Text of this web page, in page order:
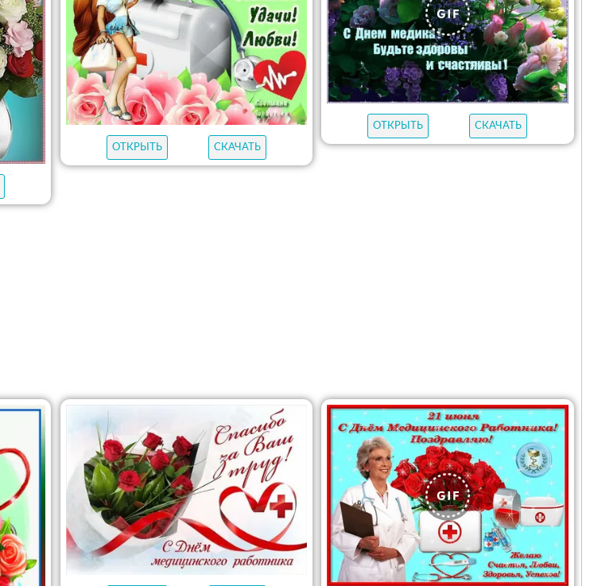
ОТКРЫТЬ СКАЧАТЬ
ОТКРЫТЬ СКАЧАТЬ